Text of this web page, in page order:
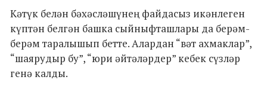
Кәтүк белән бәхәсләшүнең файдасыз икәнлеген
күптән белгән башка сыйныфташлары да берәм-
берәм таралышып бетте. Алардан “вәт ахмаклар”,
“шаярудыр бу”, “юри әйтәләрдер” кебек сүзләр
генә калды.